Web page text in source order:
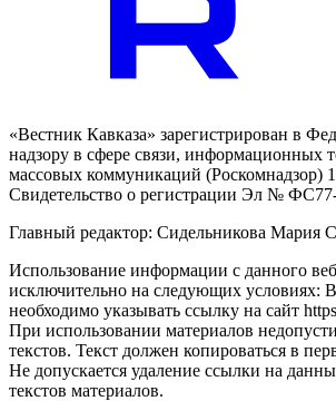
«Вестник Кавказа» зарегистрирован в
надзору в сфере связи, информационных
массовых коммуникаций (Роскомнадзор)
Свидетельство о регистрации Эл №
Главный редактор: Сидельникова Мария
Использование информации с данного
исключительно на следующих условиях: В
необходимо указывать ссылку на сайт
При использовании материалов
текстов. Текст должен копироваться в
Не допускается удаление ссылки на
текстов материалов.